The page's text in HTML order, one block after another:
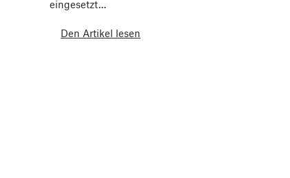
eingesetzt…
Den Artikel lesen